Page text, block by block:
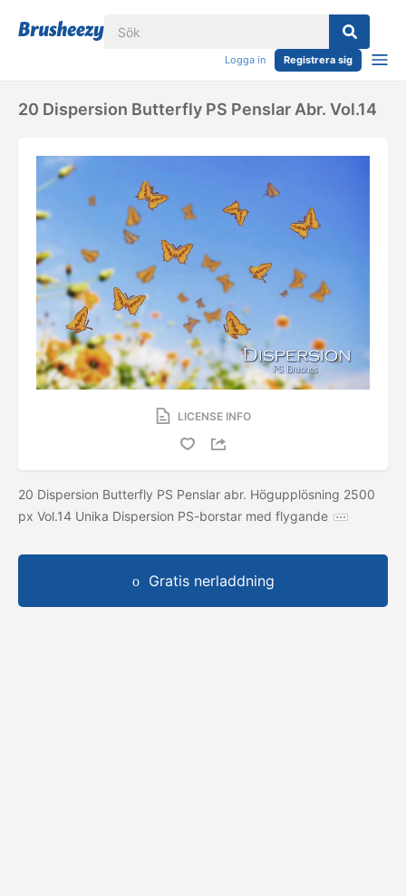
Logga in Registrera sig
20 Dispersion Butterfly PS Penslar Abr. Vol.14
LICENSE INFO
20 Dispersion Butterfly PS Penslar abr. Högupplösning 2500
px Vol.14 Unika Dispersion PS-borstar med flygande
Gratis nerladdning